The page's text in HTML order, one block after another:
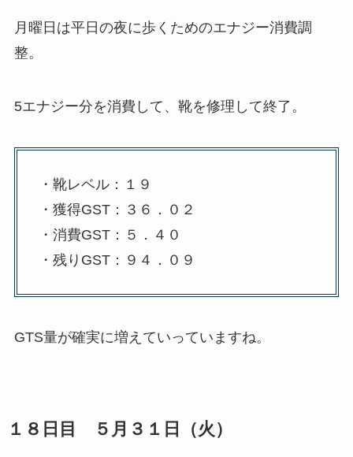
月曜日は平日の夜に歩くためのエナジー消費調
整。
5エナジー分を消費して、靴を修理して終了。
・靴レベル：１９
・獲得GST：３６．０２
・消費GST：５．４０
・残りGST：９４．０９
GTS量が確実に増えていっていますね。
１８日目 ５月３１日（火）